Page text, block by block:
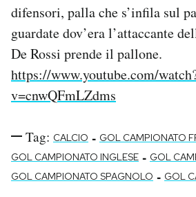
difensori, palla che s’infila sul
guardate dov’era l’attaccante
De Rossi prende il pallone.
https://www.youtube.com/
v=cnwQFmLZdms
Tag: CALCIO - GOL CAMPIONATO
GOL CAMPIONATO INGLESE - GOL
GOL CAMPIONATO SPAGNOLO - GOL